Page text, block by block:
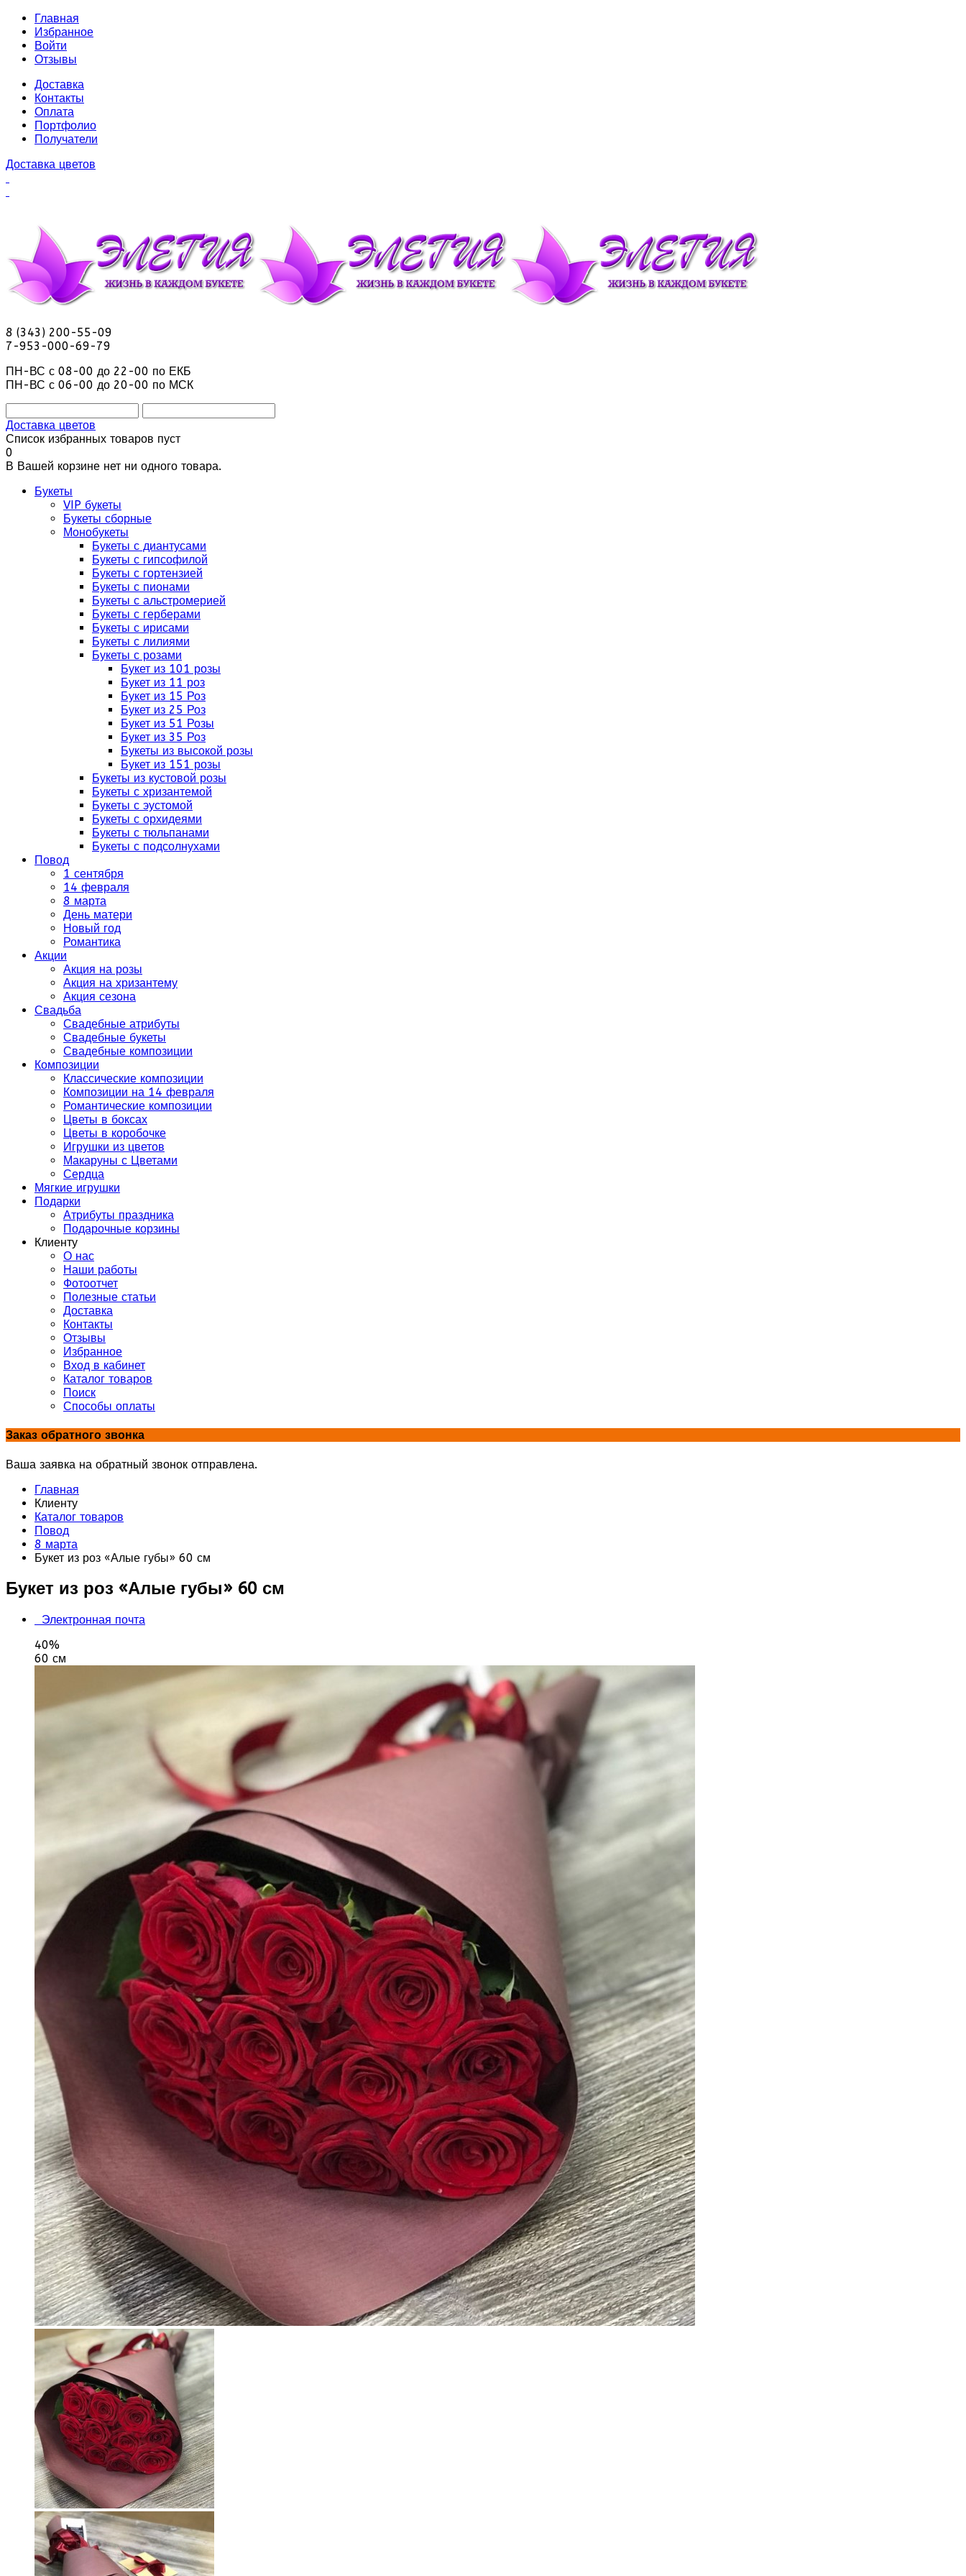
Главная
Избранное
Войти
Отзывы
Доставка
Контакты
Оплата
Портфолио
Получатели
Доставка цветов
8 (343) 200-55-09
7-953-000-69-79
ПН-ВС с 08-00 до 22-00 по ЕКБ
ПН-ВС с 06-00 до 20-00 по МСК
Доставка цветов
Список избранных товаров пуст
0
В Вашей корзине нет ни одного товара.
Букеты
VIP букеты
Букеты сборные
Монобукеты
Букеты с диантусами
Букеты с гипсофилой
Букеты с гортензией
Букеты с пионами
Букеты с альстромерией
Букеты с герберами
Букеты с ирисами
Букеты с лилиями
Букеты с розами
Букет из 101 розы
Букет из 11 роз
Букет из 15 Роз
Букет из 25 Роз
Букет из 51 Розы
Букет из 35 Роз
Букеты из высокой розы
Букет из 151 розы
Букеты из кустовой розы
Букеты с хризантемой
Букеты с эустомой
Букеты с орхидеями
Букеты с тюльпанами
Букеты с подсолнухами
Повод
1 сентября
14 февраля
8 марта
День матери
Новый год
Романтика
Акции
Акция на розы
Акция на хризантему
Акция сезона
Свадьба
Свадебные атрибуты
Свадебные букеты
Свадебные композиции
Композиции
Классические композиции
Композиции на 14 февраля
Романтические композиции
Цветы в боксах
Цветы в коробочке
Игрушки из цветов
Макаруны с Цветами
Сердца
Мягкие игрушки
Подарки
Атрибуты праздника
Подарочные корзины
Клиенту
О нас
Наши работы
Фотоотчет
Полезные статьи
Доставка
Контакты
Отзывы
Избранное
Вход в кабинет
Каталог товаров
Поиск
Способы оплаты
Заказ обратного звонка
Ваша заявка на обратный звонок отправлена.
Главная
Клиенту
Каталог товаров
Повод
8 марта
Букет из роз «Алые губы» 60 см
Букет из роз «Алые губы» 60 см
Электронная почта
40%
60 см